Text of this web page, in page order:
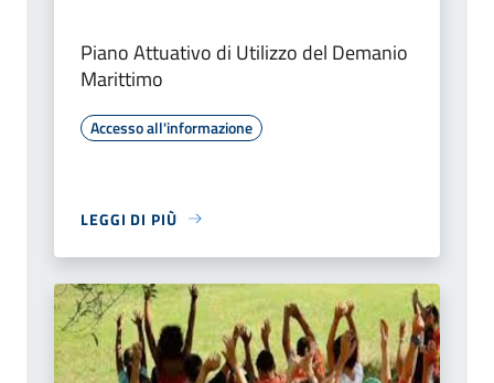
Piano Attuativo di Utilizzo del Demanio
Marittimo
Accesso all'informazione
LEGGI DI PIÙ